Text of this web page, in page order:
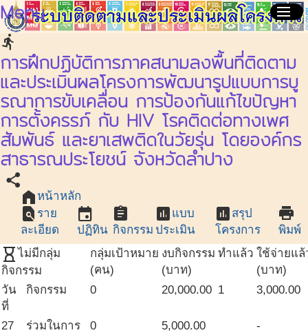
menu
Menu
directions_run
การฝึกปฏิบัติการภาคสนามลงพื้นที่ติดตาม
และประเมินผลโครงการพัฒนารูปแบบการบู
รณาการขับเคลื่อน การป้องกันแก้ไขปัญหา
การตั้งครรภ์ กับ HIV โรคติดต่อทางเพศ
สัมพันธ์ และยาเสพติดในวัยรุ่น โดยองค์กร
สาธารณประโยชน์ จังหวัดลำปาง
share
home หน้าหลัก
find_in_page ราย
ละเอียด
event
ปฏิทิน
assignment
กิจกรรม
assessment แบบ
ประเมิน
assessment สรุป
โครงการ
print
พิมพ์
hourglass_emptyไม่มีกลุ่ม
กิจกรรม
กลุ่มเป้าหมาย
(คน)
งบกิจกรรม
(บาท)
ทำแล้ว ใช้จ่ายแล้
(บาท)
วัน
ที่
กิจกรรม 0 20,000.00 1 3,000.00
27
ร่วมในการ
0 5,000.00 -